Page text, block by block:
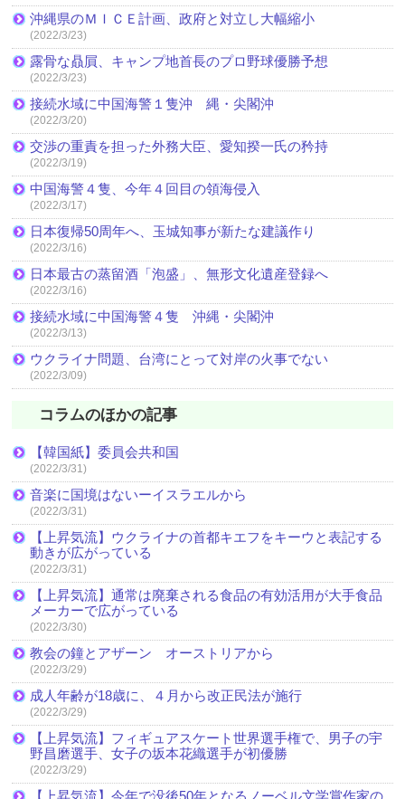
沖縄県のＭＩＣＥ計画、政府と対立し大幅縮小
(2022/3/23)
露骨な贔屓、キャンプ地首長のプロ野球優勝予想
(2022/3/23)
接続水域に中国海警１隻沖 縄・尖閣沖
(2022/3/20)
交渉の重責を担った外務大臣、愛知揆一氏の矜持
(2022/3/19)
中国海警４隻、今年４回目の領海侵入
(2022/3/17)
日本復帰50周年へ、玉城知事が新たな建議作り
(2022/3/16)
日本最古の蒸留酒「泡盛」、無形文化遺産登録へ
(2022/3/16)
接続水域に中国海警４隻 沖縄・尖閣沖
(2022/3/13)
ウクライナ問題、台湾にとって対岸の火事でない
(2022/3/09)
コラムのほかの記事
【韓国紙】委員会共和国
(2022/3/31)
音楽に国境はないーイスラエルから
(2022/3/31)
【上昇気流】ウクライナの首都キエフをキーウと表記する
動きが広がっている
(2022/3/31)
【上昇気流】通常は廃棄される食品の有効活用が大手食品
メーカーで広がっている
(2022/3/30)
教会の鐘とアザーン オーストリアから
(2022/3/29)
成人年齢が18歳に、４月から改正民法が施行
(2022/3/29)
【上昇気流】フィギュアスケート世界選手権で、男子の宇
野昌磨選手、女子の坂本花織選手が初優勝
(2022/3/29)